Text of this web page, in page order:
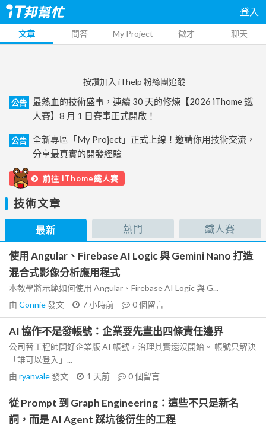
登入
文章 問答 My Project 徵才 聊天
按讚加入 iThelp 粉絲團追蹤
公告
最熱血的技術盛事，連續 30 天的修煉【2026 iThome 鐵
人賽】8 月 1 日賽事正式開啟！
公告
全新專區「My Project」正式上線！邀請你用技術交流，
分享最真實的開發經驗
前往 iThome鐵人賽
技術文章
最新 熱門 鐵人賽
使用 Angular、Firebase AI Logic 與 Gemini Nano 打造
混合式影像分析應用程式
本教學將示範如何使用 Angular、Firebase AI Logic 與 G...
由 Connie發文 7 小時前 0個留言
AI 協作不是發帳號：企業要先畫出四條責任邊界
公司替工程師開好企業版 AI 帳號，治理其實還沒開始。 帳號只解決
「誰可以登入」...
由 ryanvale發文 1 天前 0個留言
從 Prompt 到 Graph Engineering：這些不只是新名
詞，而是 AI Agent 踩坑後衍生的工程